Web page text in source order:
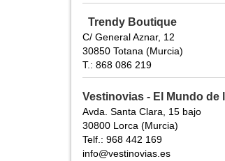
Trendy Boutique
C/ General Aznar, 12
30850 Totana (Murcia)
T.: 868 086 219
Vestinovias - El Mundo de
Avda. Santa Clara, 15 bajo
30800 Lorca (Murcia)
Telf.: 968 442 169
info@vestinovias.es